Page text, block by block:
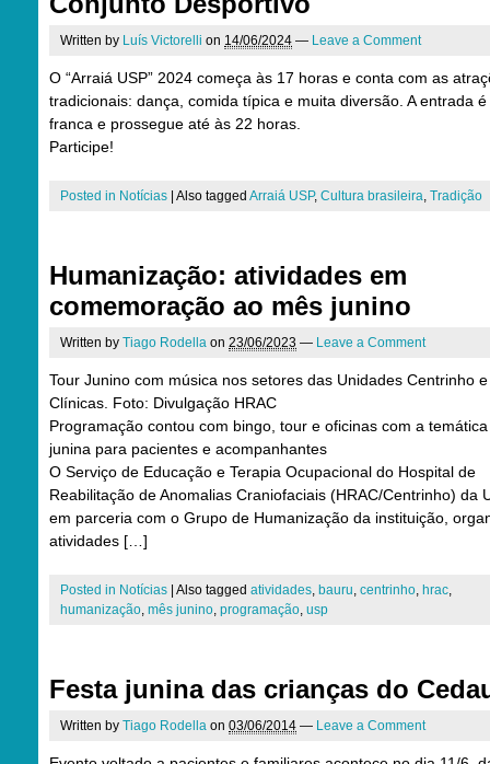
Written by Luís Victorelli on 14/06/2024 — Leave a Comment
O “Arraiá USP” 2024 começa às 17 horas e conta com as
tradicionais: dança, comida típica e muita diversão. A entrada é
franca e prossegue até às 22 horas.
Participe!
Posted in Notícias Also tagged Arraiá USP, Cultura brasileira, Tradição
Humanização: atividades em
comemoração ao mês junino
Written by Tiago Rodella on 23/06/2023 — Leave a Comment
Tour Junino com música nos setores das Unidades Centrinho e
Clínicas. Foto: Divulgação HRAC
Programação contou com bingo, tour e oficinas com a temática
junina para pacientes e acompanhantes
O Serviço de Educação e Terapia Ocupacional do Hospital de
Reabilitação de Anomalias Craniofaciais (HRAC/Centrinho) da
em parceria com o Grupo de Humanização da instituição,
atividades […]
Posted in Notícias Also tagged atividades, bauru, centrinho, hrac,
humanização, mês junino, programação, usp
Festa junina das crianças do
Written by Tiago Rodella on 03/06/2014 — Leave a Comment